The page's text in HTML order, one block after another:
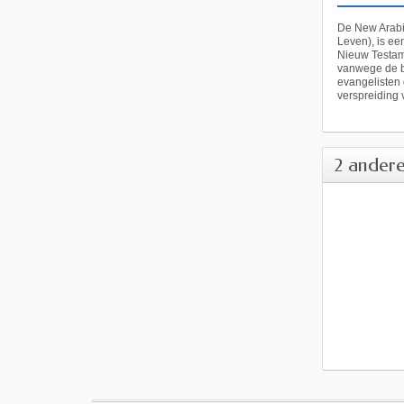
De New
Leven), is
Nieuw
vanwege de
evangelisten
verspreiding
2